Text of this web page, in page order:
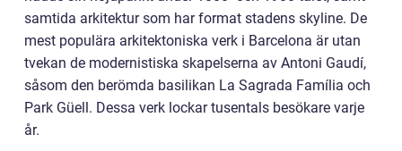
samtida arkitektur som har format stadens skyline. De
mest populära arkitektoniska verk i Barcelona är utan
tvekan de modernistiska skapelserna av Antoni Gaudí,
såsom den berömda basilikan La Sagrada Família och
Park Güell. Dessa verk lockar tusentals besökare varje
år.